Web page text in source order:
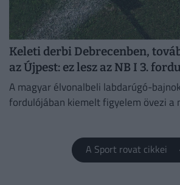
Keleti derbi Debrecenben,
az Újpest: ez lesz az NB I 3.
A magyar élvonalbeli labdarúgó-
fordulójában kiemelt figyelem övezi a
A Sport rovat cikkei